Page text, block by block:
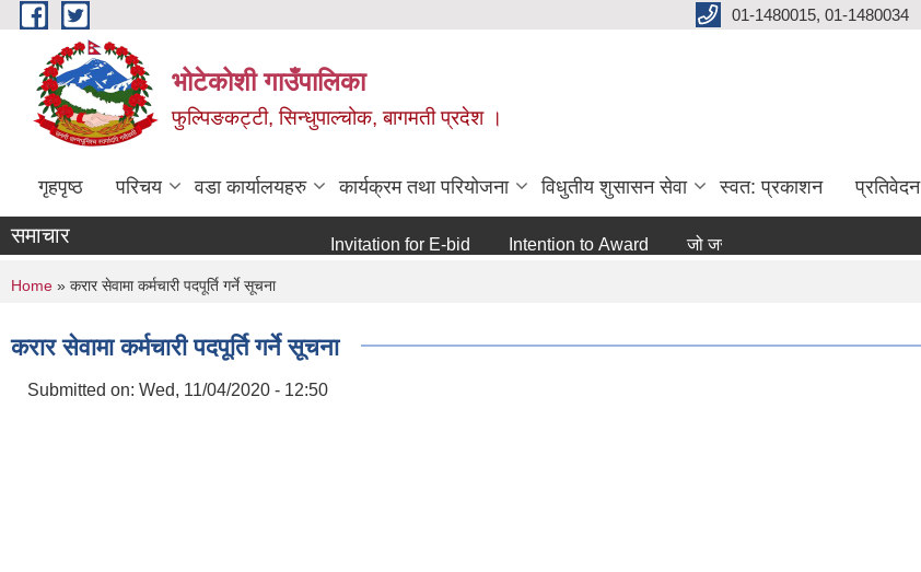
Skip to main content 01-1480015, 01-1480034
भोटेकोशी गाउँपालिका
फुल्पिङकट्टी, सिन्धुपाल्चोक, बागमती प्रदेश ।
गृहपृष्ठ परिचय वडा कार्यालयहरु कार्यक्रम तथा परियोजना विधुतीय शुसासन सेवा स्वत: प्रकाशन प्रतिवेदन
समाचार Invitation for E-bid Intention to Award जो जस संग सम्बन्धित छ ।
You are here
Home » करार सेवामा कर्मचारी पदपूर्ति गर्ने सूचना
करार सेवामा कर्मचारी पदपूर्ति गर्ने सूचना
Submitted on: Wed, 11/04/2020 - 12:50